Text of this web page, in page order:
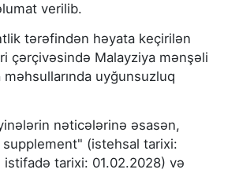
verilib.
tərəfindən həyata keçirilən
çərçivəsində Malayziya mənşəli
uyğunsuzluq
nəticələrinə əsasən,
(istehsal tarixi:
istifadə tarixi: 01.02.2028) və